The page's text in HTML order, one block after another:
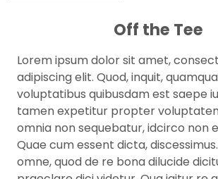
Off the Tee
Lorem ipsum dolor sit amet,
adipiscing elit. Quod, inquit,
voluptatibus quibusdam est saepe
tamen expetitur propter
omnia non sequebatur, idcirco non
Quae cum essent dicta,
omne, quod de re bona dilucide